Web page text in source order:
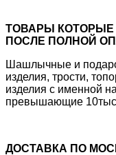
ТОВАРЫ
ПОСЛЕ ПОЛНОЙ
Шашлычные и
изделия, трости,
изделия с именной
превышающие
ДОСТАВКА ПО